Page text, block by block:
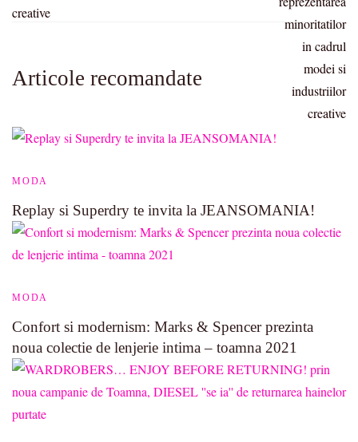
Articole recomandate
MODA
Replay si Superdry te invita la JEANSOMANIA!
MODA
Confort si modernism: Marks & Spencer prezinta
noua colectie de lenjerie intima – toamna 2021